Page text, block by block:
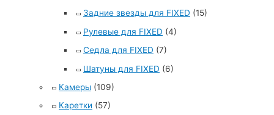
Задние звезды для FIXED (15)
Рулевые для FIXED (4)
Седла для FIXED (7)
Шатуны для FIXED (6)
Камеры (109)
Каретки (57)